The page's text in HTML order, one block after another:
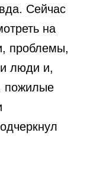
Сейчас
на
проблемы,
люди и,
пожилые